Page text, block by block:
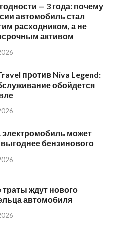
— 3 года: почему
автомобиль стал
расходником, а не
активом
против Niva Legend:
обойдется
электромобиль может
бензинового
траты ждут нового
автомобиля